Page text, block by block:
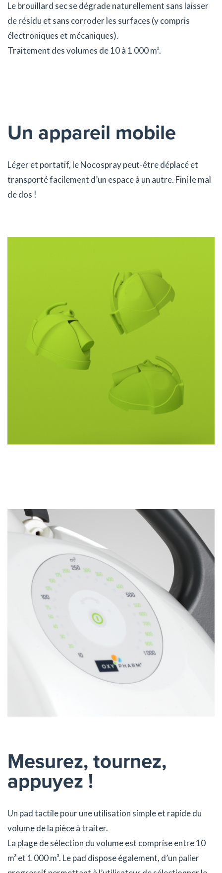
Le brouillard sec se dégrade naturellement sans laisser
de résidu et sans corroder les surfaces (y compris
électroniques et mécaniques).
Traitement des volumes de 10 à 1 000 m³.
Un appareil mobile
Léger et portatif, le Nocospray peut-être déplacé et
transporté facilement d’un espace à un autre. Fini le mal
de dos !
Mesurez, tournez,
appuyez !
Un pad tactile pour une utilisation simple et rapide du
volume de la pièce à traiter.
La plage de sélection du volume est comprise entre 10
m³ et 1 000 m³. Le pad dispose également, d’un palier